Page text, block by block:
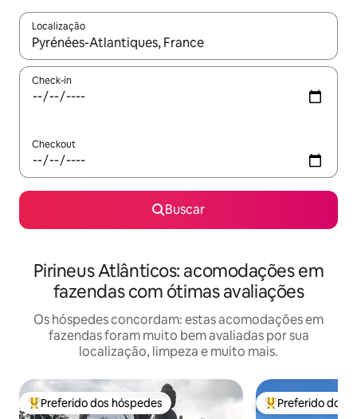
Localização
Quando os resultados estiverem disponíveis, explore-os
Check-in
Checkout
Buscar
Pirineus Atlânticos: acomodações em
fazendas com ótimas avaliações
Os hóspedes concordam: estas acomodações em
fazendas foram muito bem avaliadas por sua
localização, limpeza e muito mais.
Entre os melhores preferidos dos hóspedes
Preferido dos hóspedes Entre os
Preferido dos